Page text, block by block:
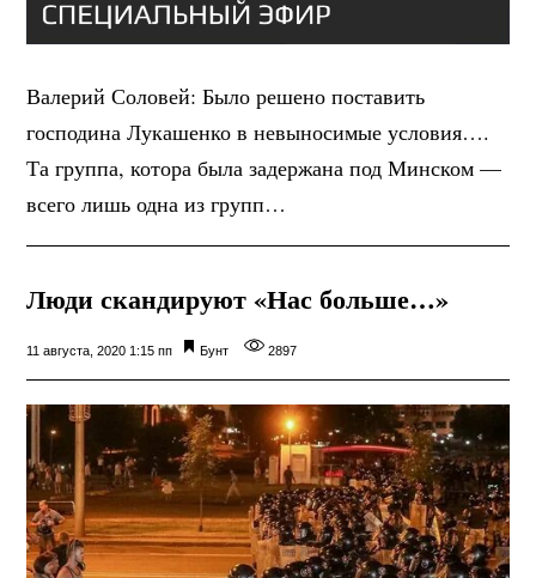
Валерий Соловей: Было решено поставить
господина Лукашенко в невыносимые условия….
Та группа, котора была задержана под Минском —
всего лишь одна из групп…
Люди скандируют «Нас больше…»
11 августа, 2020 1:15 пп Бунт 2897